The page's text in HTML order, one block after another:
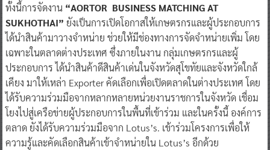
ทั้งนี้การจัดงาน “AORTOR BUSINESS MATCHING AT
SUKHOTHAI” ยังเป็นการเปิดโอกาสให้เกษตรกรและผู้ประกอบการ
ได้นำสินค้ามาวางจำหน่าย ช่วยให้มีช่องทางการจัดจำหน่ายเพิ่ม โดย
เฉพาะในตลาดต่างประเทศ ซึ่งภายในงาน กลุ่มเกษตรกรและผู้
ประกอบการ ได้นำสินค้าดีสินค้าเด่นในจังหวัดสุโขทัยและจังหวัดใกล้
เคียง มาให้เหล่า Exporter คัดเลือกเพื่อเปิดตลาดในต่างประเทศ โดย
ได้รับความร่วมมือจากหลากหลายหน่วยงานราชการในจังหวัด เชื่อม
โยงไปสู่เครือข่ายผู้ประกอบการในพื้นที่เข้าร่วม และในครั้งนี้ องค์การ
ตลาด ยังได้รับความร่วมมือจาก Lotus’s. เข้าร่วมโครงการเพื่อให้
ความรู้และคัดเลือกสินค้าเข้าจำหน่ายใน Lotus’s อีกด้วย